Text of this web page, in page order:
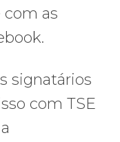
as
signatários
com TSE